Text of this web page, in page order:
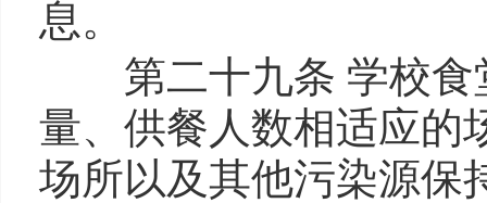
息。
第二十九条 学校食
量、供餐人数相适应的
场所以及其他污染源保